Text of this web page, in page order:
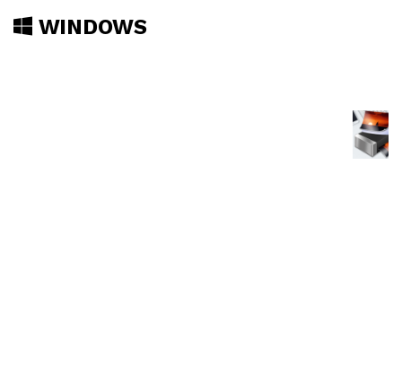
WINDOWS